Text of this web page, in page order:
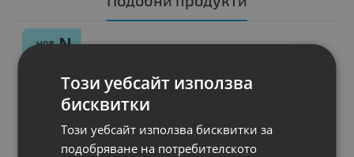
НОВ N
Брой страници
Този уебсайт използва
бисквитки
Този уебсайт използва бисквитки за
подобряване на потребителското